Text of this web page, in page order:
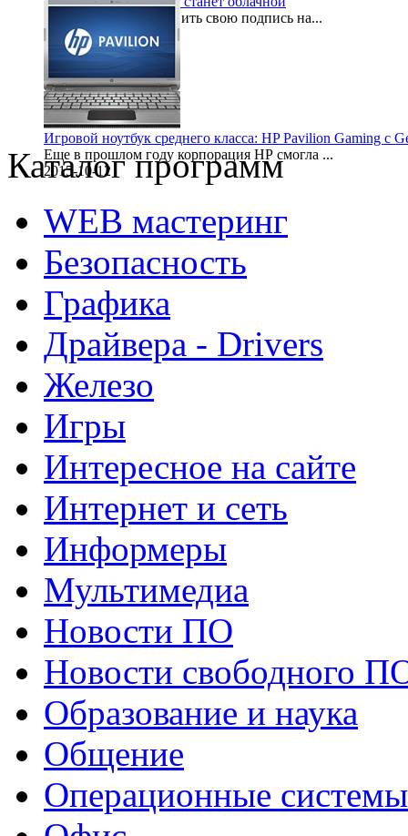
Для того, чтобы оставить свою подпись на...
2015-10-16
Игровой ноутбук среднего класса: HP Pavilion Gaming с
Еще в прошлом году корпорация НР смогла ...
2015-10-12
Каталог программ
WEB мастеринг
Безопасность
Графика
Драйвера - Drivers
Железо
Игры
Интересное на сайте
Интернет и сеть
Информеры
Мультимедиа
Новости ПО
Новости свободного
Образование и наука
Общение
Операционные системы